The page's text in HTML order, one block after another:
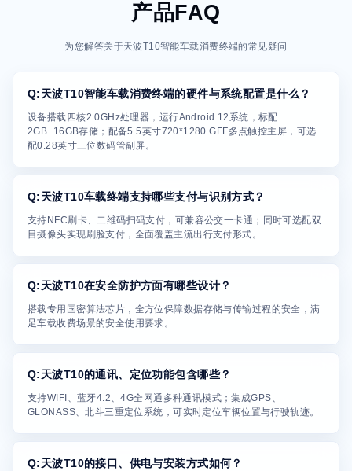
产品FAQ
为您解答关于天波T10智能车载消费终端的常见疑问
Q:天波T10智能车载消费终端的硬件与系统配置是什么？
设备搭载四核2.0GHz处理器，运行Android 12系统，标配
2GB+16GB存储；配备5.5英寸720*1280 GFF多点触控主屏，可选
配0.28英寸三位数码管副屏。
Q:天波T10车载终端支持哪些支付与识别方式？
支持NFC刷卡、二维码扫码支付，可兼容公交一卡通；同时可选配双
目摄像头实现刷脸支付，全面覆盖主流出行支付形式。
Q:天波T10在安全防护方面有哪些设计？
搭载专用国密算法芯片，全方位保障数据存储与传输过程的安全，满
足车载收费场景的安全使用要求。
Q:天波T10的通讯、定位功能包含哪些？
支持WIFI、蓝牙4.2、4G全网通多种通讯模式；集成GPS、
GLONASS、北斗三重定位系统，可实时定位车辆位置与行驶轨迹。
Q:天波T10的接口、供电与安装方式如何？